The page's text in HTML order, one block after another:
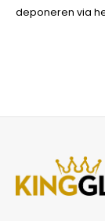
deponeren via